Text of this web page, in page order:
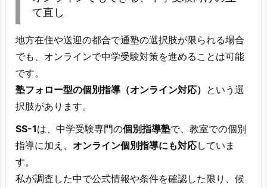
て直し
地方在住や送迎の都合で通塾の選択肢が限られる場合
でも、オンラインで中学受験対策を進めることは可能
です。
塾フォロー型の個別指導（オンライン対応） という選
択肢があります。
SS-1は、中学受験専門の個別指導塾で、教室での個別
指導に加え、 オンライン個別指導にも対応していま
す。
私が調査した中で公式情報や条件を確認した限り、候